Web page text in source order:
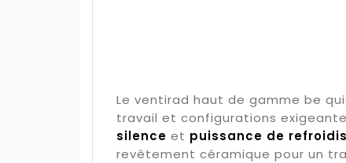
Le ventirad haut de gamme be
travail et configurations
silence et puissance de
revêtement céramique pour un